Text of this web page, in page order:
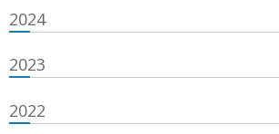
2024
2023
2022